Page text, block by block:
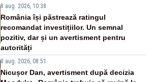
8 aug. 2026, 10:38
România își păstrează ratingul
recomandat investițiilor. Un semnal
pozitiv, dar și un avertisment pentru
autorități
8 aug. 2026, 08:51
Nicușor Dan, avertisment după decizia